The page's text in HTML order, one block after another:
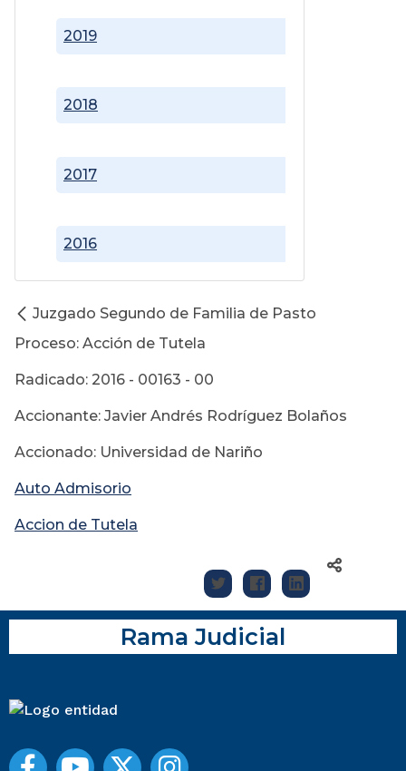
2016
2017
2018
2019
Juzgado Segundo de Familia de Pasto
Proceso: Acción de Tutela
Radicado: 2016 - 00163 - 00
Accionante: Javier Andrés Rodríguez Bolaños
Accionado: Universidad de Nariño
Auto Admisorio
Accion de Tutela
Rama Judicial